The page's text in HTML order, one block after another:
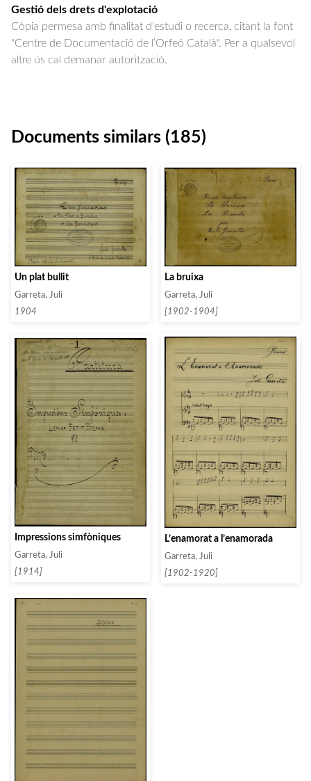
Gestió dels drets d'explotació
Còpia permesa amb finalitat d'estudi o recerca, citant la font
"Centre de Documentació de l’Orfeó Català". Per a qualsevol
altre ús cal demanar autorització.
Documents similars (185)
Un plat bullit
Garreta, Juli
1904
La bruixa
Garreta, Juli
[1902-1904]
Impressions simfòniques
Garreta, Juli
[1914]
L’enamorat a l’enamorada
Garreta, Juli
[1902-1920]